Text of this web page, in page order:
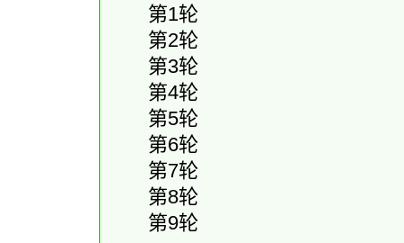
第1轮
第2轮
第3轮
第4轮
第5轮
第6轮
第7轮
第8轮
第9轮